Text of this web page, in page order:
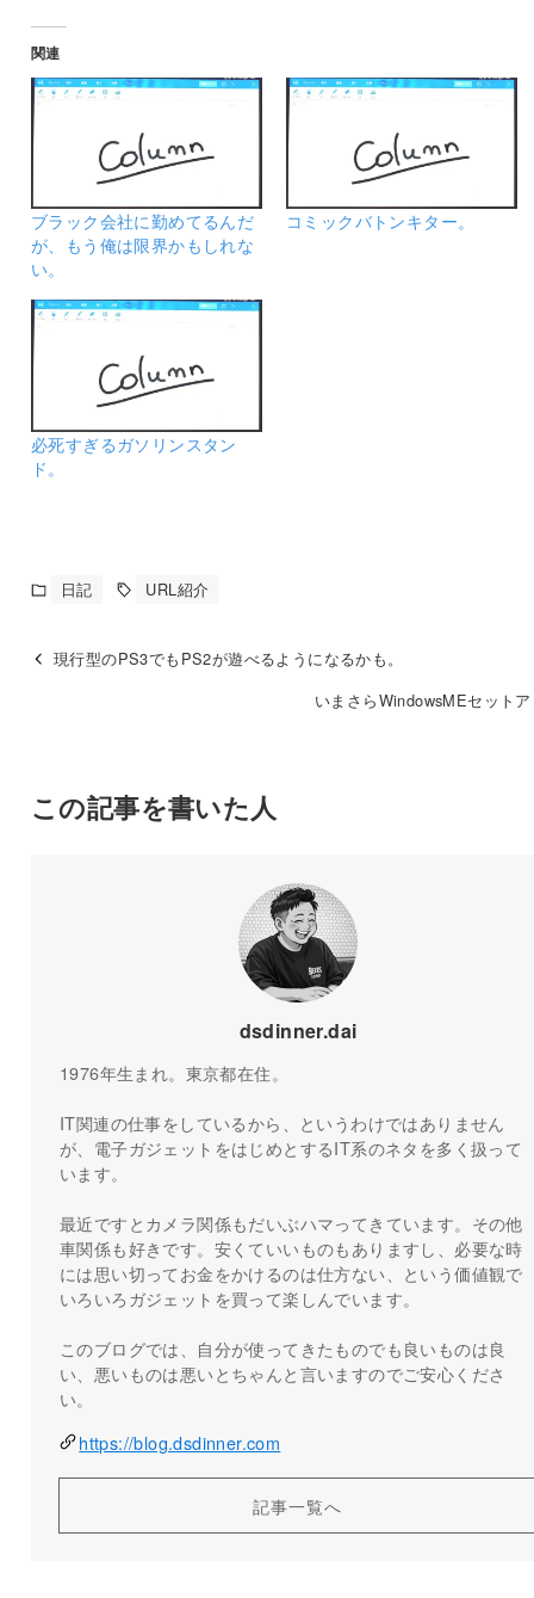
関連
ブラック会社に勤めてるんだ
が、もう俺は限界かもしれな
い。
コミックバトンキター。
必死すぎるガソリンスタン
ド。
日記 URL紹介
現行型のPS3でもPS2が遊べるようになるかも。
いまさらWindowsMEセット
この記事を書いた人
dsdinner.dai
1976年生まれ。東京都在住。
IT関連の仕事をしているから、というわけではありません
が、電子ガジェットをはじめとするIT系のネタを多く扱って
います。
最近ですとカメラ関係もだいぶハマってきています。その他
車関係も好きです。安くていいものもありますし、必要な時
には思い切ってお金をかけるのは仕方ない、という価値観で
いろいろガジェットを買って楽しんでいます。
このブログでは、自分が使ってきたものでも良いものは良
い、悪いものは悪いとちゃんと言いますのでご安心くださ
い。
https://blog.dsdinner.com
記事一覧へ